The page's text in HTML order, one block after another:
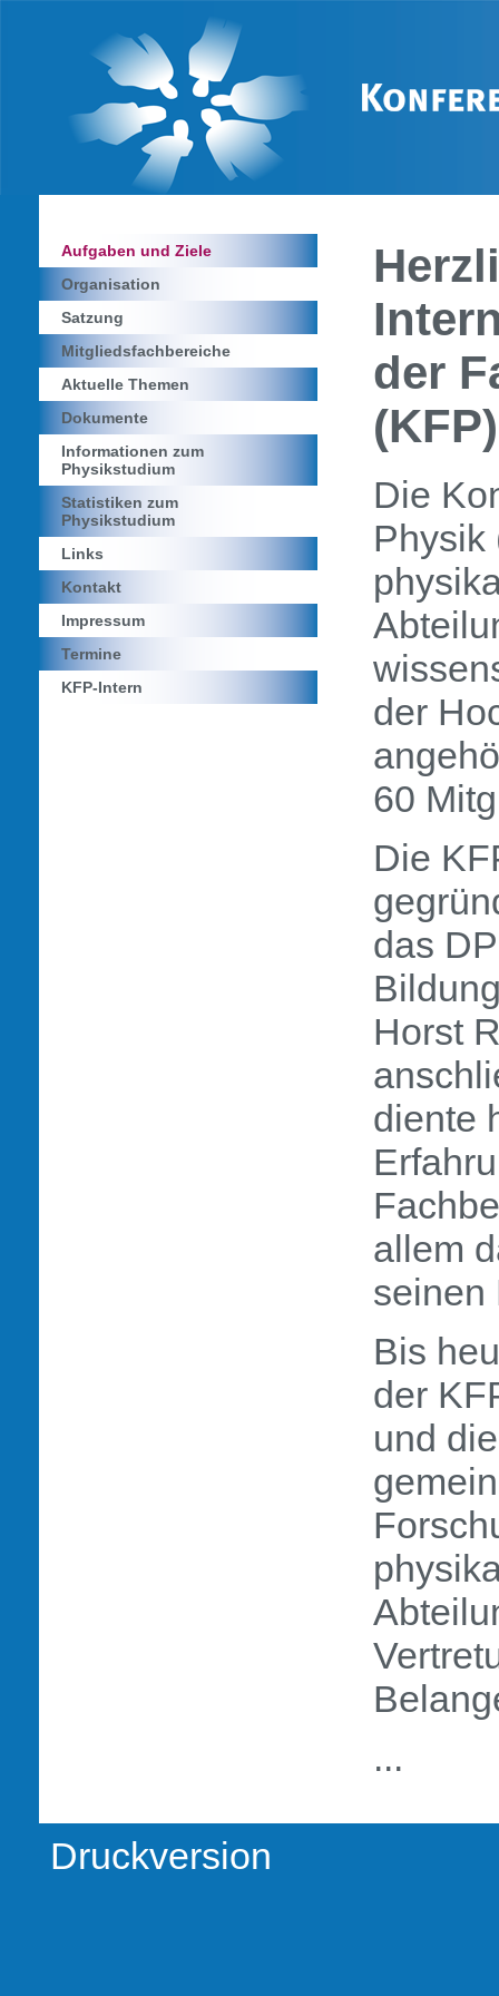
Aufgaben und Ziele
Organisation
Satzung
Mitgliedsfachbereiche
Aktuelle Themen
Dokumente
Informationen zum
Physikstudium
Statistiken zum
Physikstudium
Links
Kontakt
Impressum
Termine
KFP-Intern
der
(KFP)
Die
Physik
der
60
Die
das
Horst
diente
allem
seinen
Bis
der
und
...
Druckversion